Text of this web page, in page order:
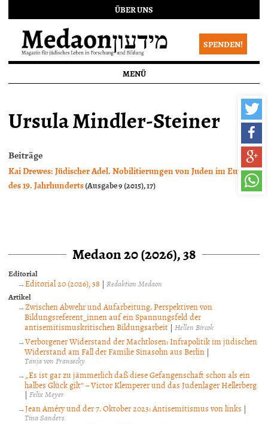
ÜBER UNS
SPENDEN!
MENÜ
Ursula Mindler-Steiner
Beiträge
Kai Drewes: Jüdischer Adel. Nobilitierungen von Juden im Europa
des 19. Jahrhunderts(Ausgabe 9 (2015), 17)
Medaon 20 (2026), 38
Editorial
Editorial 20 (2026), 38 |Redaktion Medaon
Artikel
Zwischen Abwehr und Aufarbeitung. Perspektiven von
Bildungsreferent_innen auf ein Spannungsfeld der
antisemitismuskritischen Bildungsarbeit | Hellen Bircok
Verborgener Widerstand der Machtlosen: Infrapolitik im jüdischen
Widerstand am Fall der Familie Sinasohn aus Berlin |
Tanja von Fransecky
„Es ist gar zu jämmerlich daß diese Gefangenschaft schon als ein
halbes Glück gilt“ – Victor Klemperer und das Judenlager Hellerberg
| Felix Meyer
Jean Améry und der 7. Oktober 2023: Antisemitismus von links |
Tina Sanders